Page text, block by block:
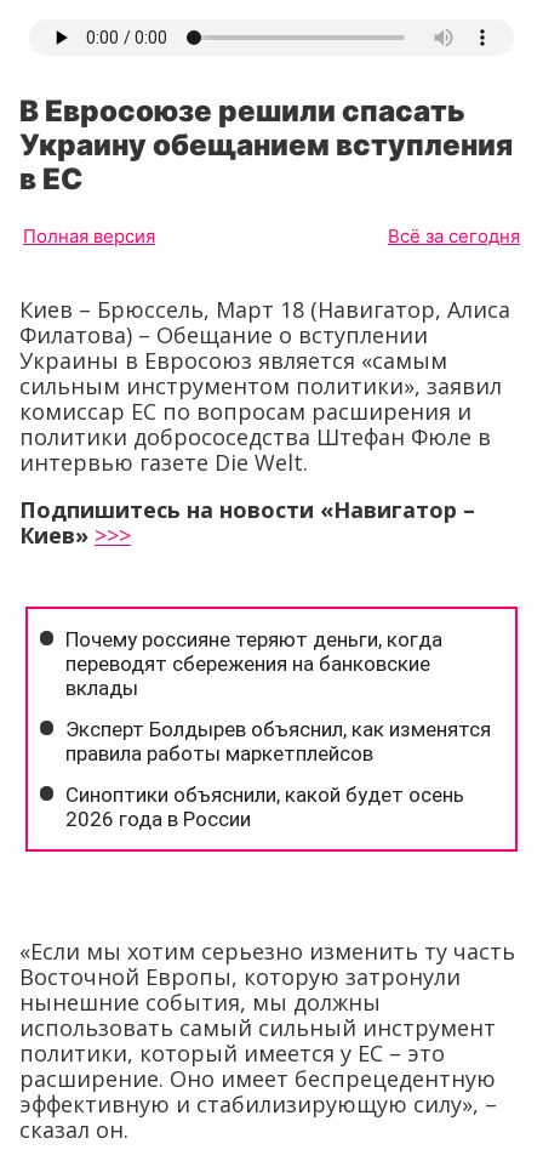
В Евросоюзе решили спасать
Украину обещанием вступления
в ЕС
Полная версия Всё за сегодня
Киев – Брюссель, Март 18 (Навигатор, Алиса
Филатова) – Обещание о вступлении
Украины в Евросоюз является «самым
сильным инструментом политики», заявил
комиссар ЕС по вопросам расширения и
политики добрососедства Штефан Фюле в
интервью газете Die Welt.
Подпишитесь на новости «Навигатор –
Киев» >>>
«Если мы хотим серьезно изменить ту часть
Восточной Европы, которую затронули
нынешние события, мы должны
использовать самый сильный инструмент
политики, который имеется у ЕС – это
расширение. Оно имеет беспрецедентную
эффективную и стабилизирующую силу», –
сказал он.